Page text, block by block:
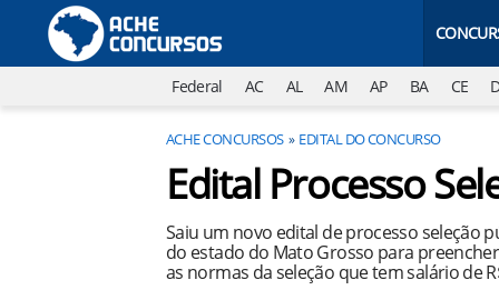
Federal AC AL AM AP BA CE
ACHE CONCURSOS EDITAL DO CONCURSO
Edital Processo
Saiu um novo edital de processo seleção
do estado do Mato Grosso para
as normas da seleção que tem salário de